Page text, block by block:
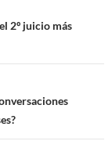
2º juicio más